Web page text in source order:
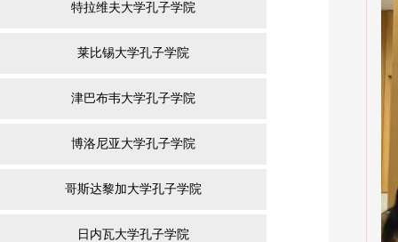
特拉维夫大学孔子学院
莱比锡大学孔子学院
津巴布韦大学孔子学院
博洛尼亚大学孔子学院
哥斯达黎加大学孔子学院
日内瓦大学孔子学院